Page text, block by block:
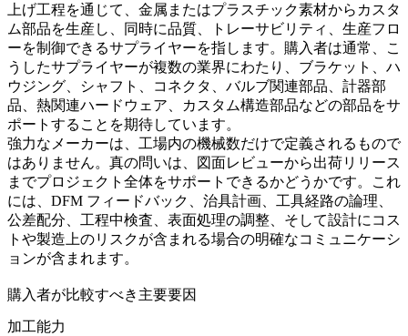
上げ工程を通じて、金属またはプラスチック素材からカスタ
ム部品を生産し、同時に品質、トレーサビリティ、生産フロ
ーを制御できるサプライヤーを指します。購入者は通常、こ
うしたサプライヤーが複数の業界にわたり、ブラケット、ハ
ウジング、シャフト、コネクタ、バルブ関連部品、計器部
品、熱関連ハードウェア、カスタム構造部品などの部品をサ
ポートすることを期待しています。
強力なメーカーは、工場内の機械数だけで定義されるもので
はありません。真の問いは、図面レビューから出荷リリース
までプロジェクト全体をサポートできるかどうかです。これ
には、DFM フィードバック、治具計画、工具経路の論理、
公差配分、工程中検査、表面処理の調整、そして設計にコス
トや製造上のリスクが含まれる場合の明確なコミュニケーシ
ョンが含まれます。
購入者が比較すべき主要要因
加工能力